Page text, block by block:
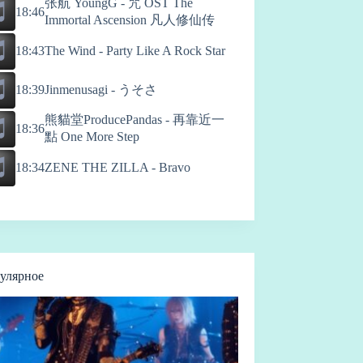
18:46
张航 YoungG - 咒 OST The
Immortal Ascension 凡人修仙传
18:43The Wind - Party Like A Rock Star
18:39Jinmenusagi - うそさ
18:36
熊貓堂ProducePandas - 再靠近一
點 One More Step
18:34ZENE THE ZILLA - Bravo